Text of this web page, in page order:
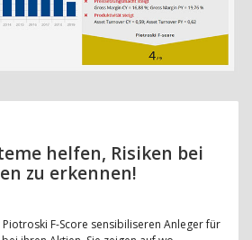
helfen, Risiken bei
zu erkennen!
F-Score sensibiliseren Anleger für